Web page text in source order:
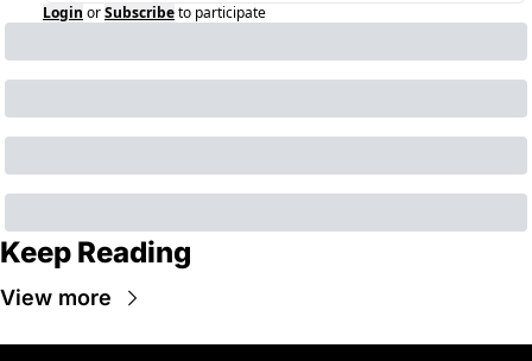
Login orSubscribeto participate
Keep Reading
View more